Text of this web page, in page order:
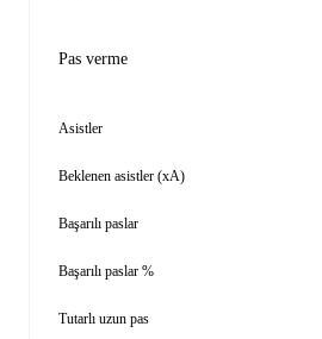
Pas verme
Asistler
Beklenen asistler (xA)
Başarılı paslar
Başarılı paslar %
Tutarlı uzun pas